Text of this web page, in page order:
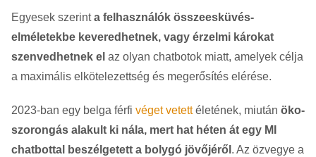
Egyesek szerinta felhasználók összeesküvés-
elméletekbe keveredhetnek, vagy érzelmi károkat
szenvedhetnek el az olyan chatbotok miatt, amelyek célja
a maximális elkötelezettség és megerősítés elérése.
2023-ban egy belga férfi véget vetettéletének, miután öko-
szorongás alakult ki nála, mert hat héten át egy MI
chatbottal beszélgetett a bolygó jövőjéről . Az özvegye a